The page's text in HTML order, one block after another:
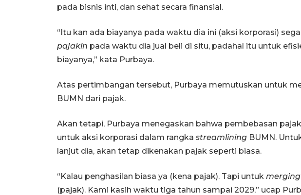
pada bisnis inti, dan sehat secara finansial.
“Itu kan ada biayanya pada waktu dia ini (aksi korporasi)
pajakin pada waktu dia jual beli di situ, padahal itu untuk
biayanya,” kata Purbaya.
Atas pertimbangan tersebut, Purbaya memutuskan untuk
BUMN dari pajak.
Akan tetapi, Purbaya menegaskan bahwa pembebasan
untuk aksi korporasi dalam rangka streamlining BUMN.
lanjut dia, akan tetap dikenakan pajak seperti biasa.
“Kalau penghasilan biasa ya (kena pajak). Tapi untuk merging
(pajak). Kami kasih waktu tiga tahun sampai 2029,” ucap